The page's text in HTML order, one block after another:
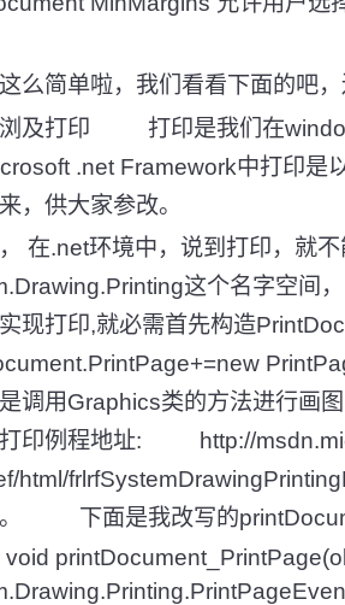
简单啦，我们看看下面的吧，
及打印 打印是我们在
.net Framework中打印是
，供大家参改。
.net环境中，说到打印，就不
这个名字空
现打印,就必需首先构造
调用Graphics类的方法进行画
印例程地址: http://
html/
。 下面是我改写的
void